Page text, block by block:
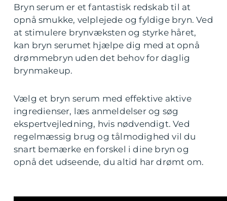
Bryn serum er et fantastisk redskab til at
opnå smukke, velplejede og fyldige bryn. Ved
at stimulere brynvæksten og styrke håret,
kan bryn serumet hjælpe dig med at opnå
drømmebryn uden det behov for daglig
brynmakeup.
Vælg et bryn serum med effektive aktive
ingredienser, læs anmeldelser og søg
ekspertvejledning, hvis nødvendigt. Ved
regelmæssig brug og tålmodighed vil du
snart bemærke en forskel i dine bryn og
opnå det udseende, du altid har drømt om.